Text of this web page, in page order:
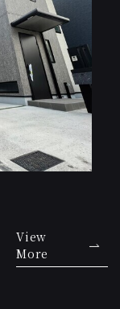
View
More